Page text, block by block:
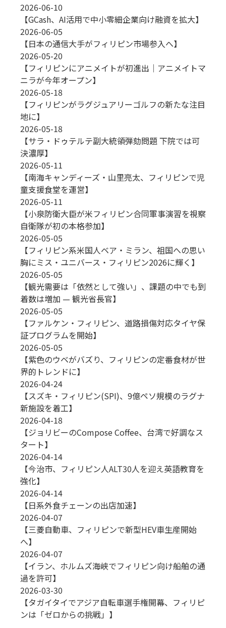
2026-06-10
【GCash、AI活用で中小零細企業向け融資を拡大】
2026-06-05
【日本の通信大手がフィリピン市場参入へ】
2026-05-20
【フィリピンにアニメイトが初進出｜アニメイトマ
ニラが今年オープン】
2026-05-18
【フィリピンがラグジュアリーゴルフの新たな注目
地に】
2026-05-18
【サラ・ドゥテルテ副大統領弾劾問題 下院では可
決濃厚】
2026-05-11
【南海キャンディーズ・山里亮太、フィリピンで児
童支援食堂を運営】
2026-05-11
【小泉防衛大臣が米フィリピン合同軍事演習を視察
自衛隊が初の本格参加】
2026-05-05
【フィリピン系米国人ベア・ミラン、祖国への思い
胸にミス・ユニバース・フィリピン2026に輝く】
2026-05-05
【観光需要は「依然として強い」、課題の中でも到
着数は増加 — 観光省長官】
2026-05-05
【ファルケン・フィリピン、道路損傷対応タイヤ保
証プログラムを開始】
2026-05-05
【紫色のウベがバズり、フィリピンの定番食材が世
界的トレンドに】
2026-04-24
【スズキ・フィリピン(SPI)、9億ペソ規模のラグナ
新施設を着工】
2026-04-18
【ジョリビーのCompose Coffee、台湾で好調なス
タート】
2026-04-14
【今治市、フィリピン人ALT30人を迎え英語教育を
強化】
2026-04-14
【日系外食チェーンの出店加速】
2026-04-07
【三菱自動車、フィリピンで新型HEV車生産開始
へ】
2026-04-07
【イラン、ホルムズ海峡でフィリピン向け船舶の通
過を許可】
2026-03-30
【タガイタイでアジア自転車選手権開幕、フィリピ
ンは「ゼロからの挑戦」】